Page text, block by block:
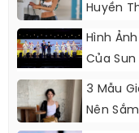
Huyền
Hình
Của Sun
3 Mẫu
Nên Sắm